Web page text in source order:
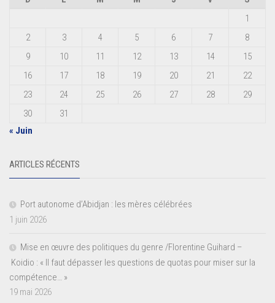
1
2
3 4 5 6 7
8
9
10 11 12 13 14
15
16
17 18 19 20 21
22
23
24 25 26 27 28
29
30
31
« Juin
ARTICLES RÉCENTS
Port autonome d’Abidjan : les mères célébrées
1 juin 2026
Mise en œuvre des politiques du genre /Florentine Guihard –
Koidio : « Il faut dépasser les questions de quotas pour miser sur la
compétence… »
19 mai 2026